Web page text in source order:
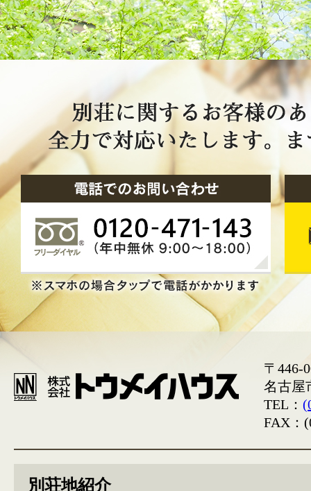
〒446-
名古屋
TEL：
FAX：
別荘地紹介